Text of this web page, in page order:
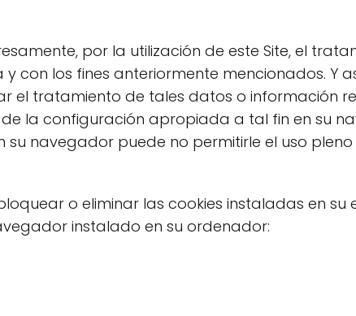
por la utilización de este Site, el
con los fines anteriormente mencionados. Y
el tratamiento de tales datos o información
la configuración apropiada a tal fin en su
su navegador puede no permitirle el uso
o eliminar las cookies instaladas en
instalado en su ordenador: